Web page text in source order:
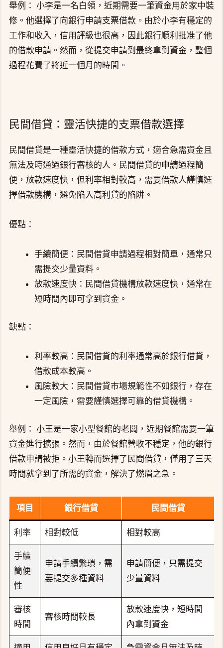
舉例： 小李是一名白領，近期需要一筆資金用於家中裝
修。他選擇了向銀行申請支票借款。由於小李有穩定的
工作和收入，信用評級也很高，因此銀行順利批准了他
的借款申請。然而，從提交申請到最終拿到資金，整個
過程花費了將近一個月的時間。
民間借貸：靈活快捷的支票借款選擇
民間借貸是一種靈活快捷的借款方式，適合急需資金且
無法及時通過銀行審核的人。民間借貸的申請過程簡
便，放款速度快，但利率相對較高，需要借款人謹慎選
擇借款機構，避免陷入高利貸的陷阱。
優點：
手續簡便：民間借貸申請過程相對簡單，通常只
需提交少量資料。
放款速度快：民間借貸機構放款速度快，通常在
短時間內即可拿到資金。
缺點：
利率較高：民間借貸的利率通常高於銀行借貸，
借款成本較高。
風險較大：民間借貸市場規範性不如銀行，存在
一定風險，需要謹慎選擇可靠的借貸機構。
舉例： 小王是一家小型餐館的老闆，近期餐館需要一筆
資金進行擴張。然而，由於餐館營收不穩定，他的銀行
借款申請被拒。小王轉而選擇了民間借貸，僅用了三天
時間就拿到了所需的資金，解決了燃眉之急。
項目 銀行借貸 民間借貸
利率 相對較低 相對較高
手續
簡便
性
申請手續繁瑣，需
要提交多種資料
申請簡便，只需提交
少量資料
審核
時間
審核時間較長
放款速度快，短時間
內拿到資金